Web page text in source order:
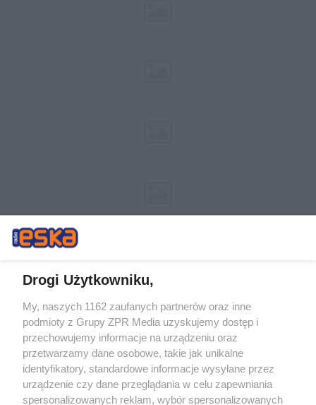
Żaden utwór zamieszczony w serwisie nie może być powielany i
rozpowszechniany lub dalej rozpowszechniany w jakikolwiek sposób (w
tym także elektroniczny lub mechaniczny) na jakimkolwiek polu
eksploatacji w jakiejkolwiek formie, włącznie z umieszczaniem w
Internecie bez pisemnej zgody właściciela praw. Jakiekolwiek użycie lub
wykorzystanie utworów w całości lub w części z naruszeniem prawa,
tzn. bez właściwej zgody, jest zabronione pod groźbą kary i może być
ścigane prawnie.
Drogi Użytkowniku,
My, naszych 1162 zaufanych partnerów oraz inne
podmioty z Grupy ZPR Media uzyskujemy dostęp i
przechowujemy informacje na urządzeniu oraz
przetwarzamy dane osobowe, takie jak unikalne
identyfikatory, standardowe informacje wysyłane przez
urządzenie czy dane przeglądania w celu zapewniania
spersonalizowanych reklam, wybór spersonalizowanych